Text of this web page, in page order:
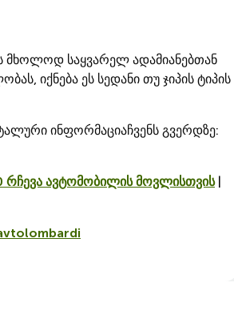
მხოლოდ საყვარელ ადამიანებთან
იქნება ეს სედანი თუ ჯიპის ტიპის
ინფორმაციაჩვენს გვერდზე:
რჩევა ავტომობილის მოვლისთვის|